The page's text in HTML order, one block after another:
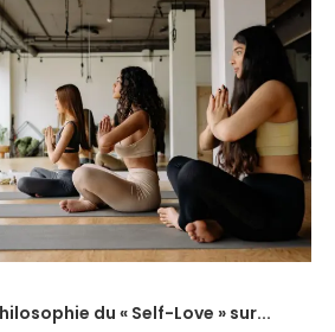
du « Self-Love » sur...